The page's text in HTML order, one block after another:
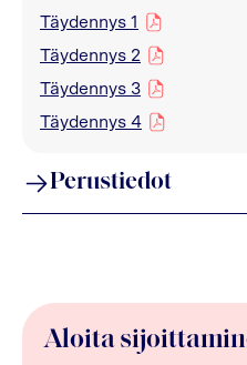
Täydennys 1
pdf
Täydennys 2
pdf
Täydennys 3
pdf
Täydennys 4
pdf
Perustiedot
Aloita